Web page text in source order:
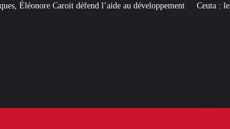
au développement Ceuta : les« ingérences étrangères »pour